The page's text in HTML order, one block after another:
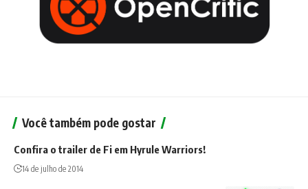
Você também pode gostar
Confira o trailer de Fi em Hyrule Warriors!
14 de julho de 2014